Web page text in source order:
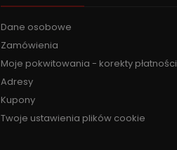
Dane osobowe
Zamówienia
Moje pokwitowania - korekty płatności
Adresy
Kupony
Twoje ustawienia plików cookie